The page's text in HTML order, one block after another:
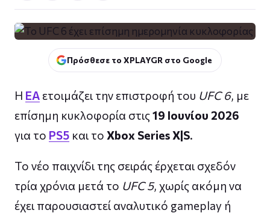
Πρόσθεσε το XPLAYGR στο Google
Η EA ετοιμάζει την επιστροφή του UFC 6, με
επίσημη κυκλοφορία στις19 Ιουνίου 2026
για το PS5 και το Xbox Series X|S.
Το νέο παιχνίδι της σειράς έρχεται σχεδόν
τρία χρόνια μετά το UFC 5, χωρίς ακόμη να
έχει παρουσιαστεί αναλυτικό gameplay ή